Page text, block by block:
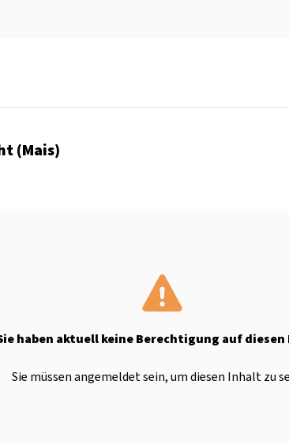
(Mais)
haben aktuell keine Berechtigung auf
Sie müssen angemeldet sein, um diesen Inhalt zu